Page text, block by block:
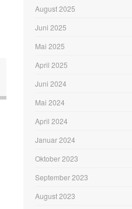
August 2025
Juni 2025
Mai 2025
April 2025
Juni 2024
Mai 2024
April 2024
Januar 2024
Oktober 2023
September 2023
August 2023